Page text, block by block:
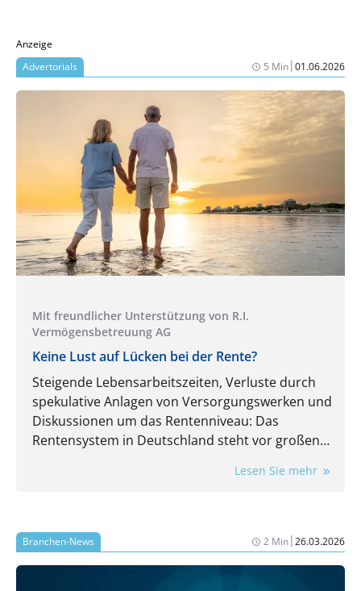
Anzeige
Advertorials
5 Min|01.06.2026
Mit freundlicher Unterstützung von R.I.
Vermögensbetreuung AG
Keine Lust auf Lücken bei der Rente?
Steigende Lebensarbeitszeiten, Verluste durch
spekulative Anlagen von Versorgungswerken und
Diskussionen um das Rentenniveau: Das
Rentensystem in Deutschland steht vor großen
Versorgungswerk oder der gesetzlichen
Private Altersvorsorge ist wichtiger denn je. Doch
wie können Berufstätige heute so investieren,
Lesen Sie mehr
Branchen-News 2 Min|26.03.2026